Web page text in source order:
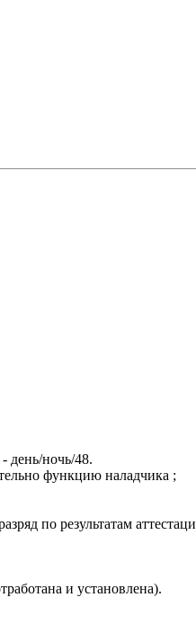
день/ночь/48.
функцию наладчика ;
по результатам
и установлена).